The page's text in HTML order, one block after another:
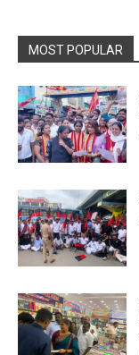
MOST POPULAR